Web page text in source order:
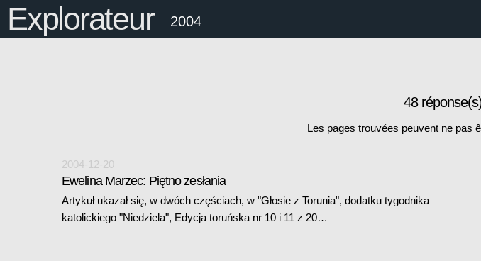
Explorateur 2004
48
Les pages trouvées peuvent ne pas
2004-12-20
Ewelina Marzec: Piętno zesłania
Artykuł ukazał się, w dwóch częściach, w "Głosie z Torunia", dodatku tygodnika
katolickiego "Niedziela", Edycja toruńska nr 10 i 11 z 20…